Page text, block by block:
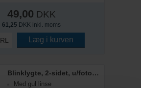
49,00 DKK
61,25 DKK inkl. moms
RL Læg i kurven
Blinklygte, 2-sidet, u/fotocelle
Med gul linse